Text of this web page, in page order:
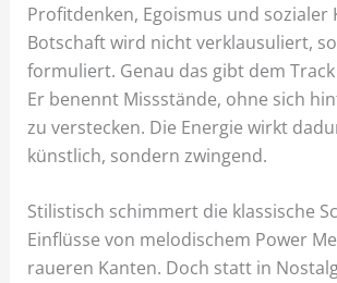
Profitdenken, Egoismus und sozialer
Botschaft wird nicht verklausuliert,
formuliert. Genau das gibt dem
Er benennt Missstände, ohne sich
zu verstecken. Die Energie wirkt
künstlich, sondern zwingend.
Stilistisch schimmert die klassische
Einflüsse von melodischem Power
raueren Kanten. Doch statt in